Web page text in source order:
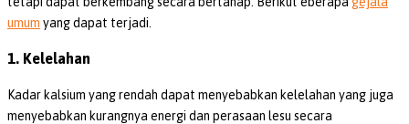
umum yang dapat terjadi.
1. Kelelahan
Kadar kalsium yang rendah dapat menyebabkan kelelahan yang juga
menyebabkan kurangnya energi dan perasaan lesu secara